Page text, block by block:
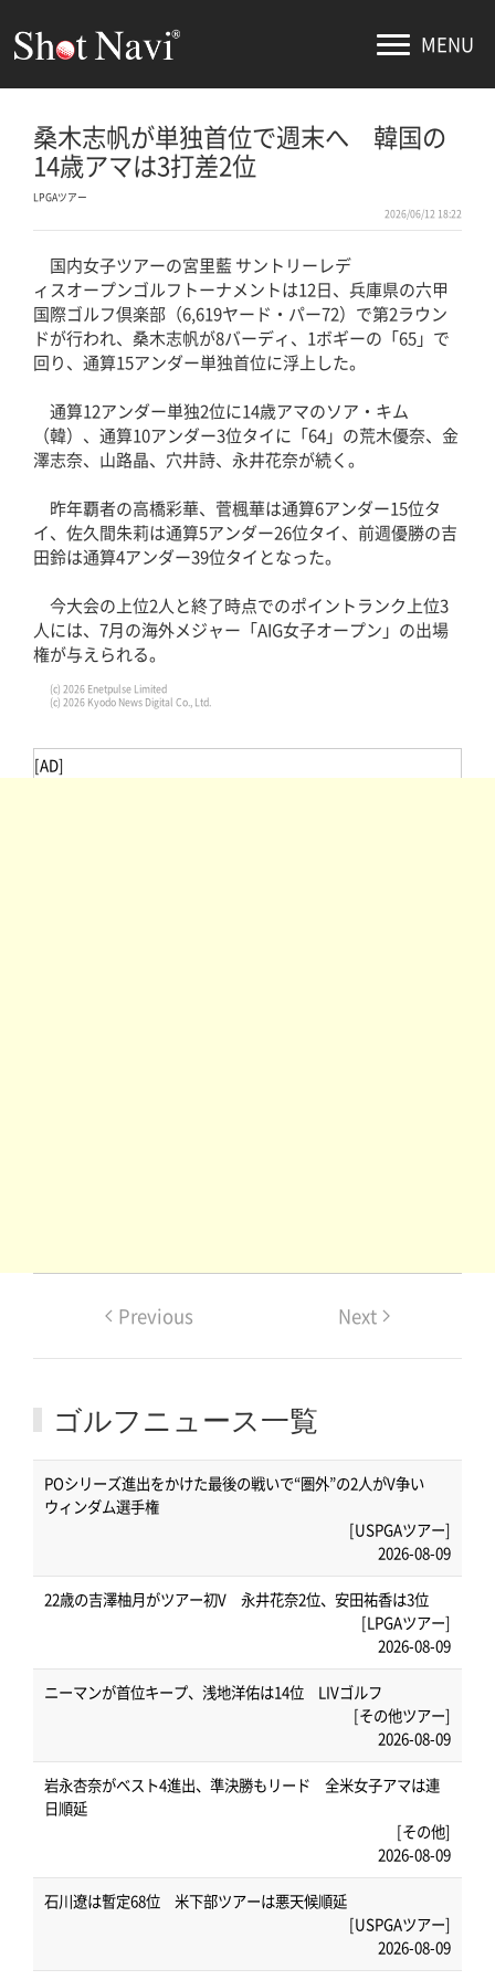
MENU
桑木志帆が単独首位で週末へ 韓国の
14歳アマは3打差2位
LPGAツアー
2026/06/12 18:22
国内女子ツアーの宮里藍 サントリーレデ
ィスオープンゴルフトーナメントは12日、兵庫県の六甲
国際ゴルフ倶楽部（6,619ヤード・パー72）で第2ラウン
ドが行われ、桑木志帆が8バーディ、1ボギーの「65」で
回り、通算15アンダー単独首位に浮上した。
通算12アンダー単独2位に14歳アマのソア・キム
（韓）、通算10アンダー3位タイに「64」の荒木優奈、金
澤志奈、山路晶、穴井詩、永井花奈が続く。
昨年覇者の高橋彩華、菅楓華は通算6アンダー15位タ
イ、佐久間朱莉は通算5アンダー26位タイ、前週優勝の吉
田鈴は通算4アンダー39位タイとなった。
今大会の上位2人と終了時点でのポイントランク上位3
人には、7月の海外メジャー「AIG女子オープン」の出場
権が与えられる。
(c) 2026 Enetpulse Limited
(c) 2026 Kyodo News Digital Co., Ltd.
[AD]
Previous Next
ゴルフニュース一覧
POシリーズ進出をかけた最後の戦いで“圏外”の2人がV争い
ウィンダム選手権
[USPGAツアー]
2026-08-09
22歳の吉澤柚月がツアー初V 永井花奈2位、安田祐香は3位
[LPGAツアー]
2026-08-09
ニーマンが首位キープ、浅地洋佑は14位 LIVゴルフ
[その他ツアー]
2026-08-09
岩永杏奈がベスト4進出、準決勝もリード 全米女子アマは連
日順延
[その他]
2026-08-09
石川遼は暫定68位 米下部ツアーは悪天候順延
[USPGAツアー]
2026-08-09